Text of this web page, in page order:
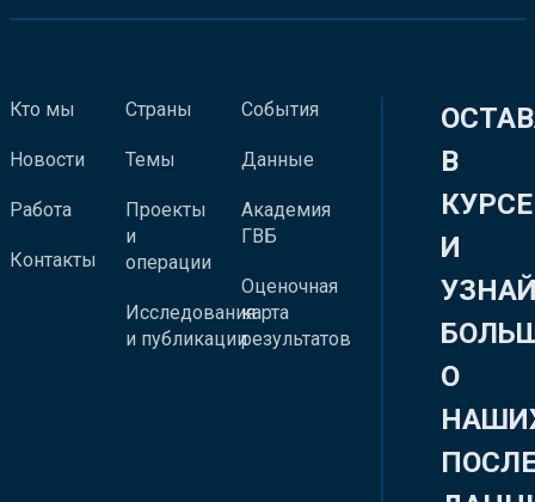
Кто мы
Новости
Работа
Контакты
Страны
Темы
Проекты
и
операции
Исследования
и публикации
События
Данные
Академия
ГВБ
Оценочная
карта
результатов
В
КУРСЕ
И
О